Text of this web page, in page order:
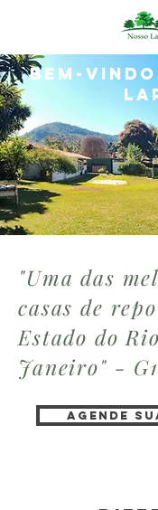
bem-
"Uma das
casas de
Estado do
Janeiro" -
Agende